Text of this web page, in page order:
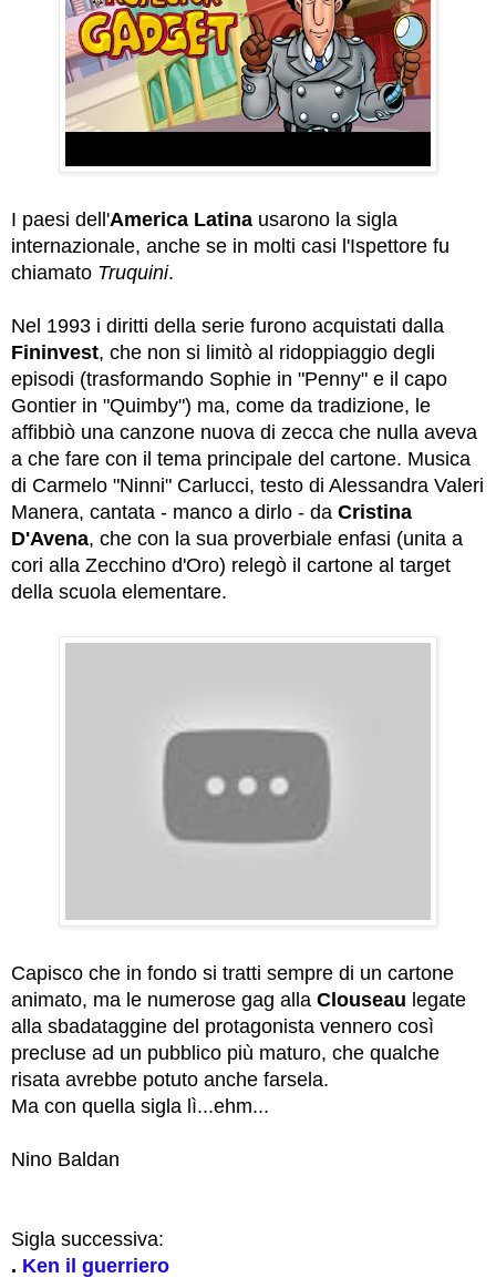
I paesi dell'America Latina usarono la sigla
internazionale, anche se in molti casi l'Ispettore fu
chiamato Truquini.
Nel 1993 i diritti della serie furono acquistati dalla
Fininvest, che non si limitò al ridoppiaggio degli
episodi (trasformando Sophie in "Penny" e il capo
Gontier in "Quimby") ma, come da tradizione, le
affibbiò una canzone nuova di zecca che nulla aveva
a che fare con il tema principale del cartone. Musica
di Carmelo "Ninni" Carlucci, testo di Alessandra Valeri
Manera, cantata - manco a dirlo - da Cristina
D'Avena, che con la sua proverbiale enfasi (unita a
cori alla Zecchino d'Oro) relegò il cartone al target
della scuola elementare.
Capisco che in fondo si tratti sempre di un cartone
animato, ma le numerose gag alla Clouseau legate
alla sbadataggine del protagonista vennero così
precluse ad un pubblico più maturo, che qualche
risata avrebbe potuto anche farsela.
Ma con quella sigla lì...ehm...
Nino Baldan
Sigla successiva:
. Ken il guerriero